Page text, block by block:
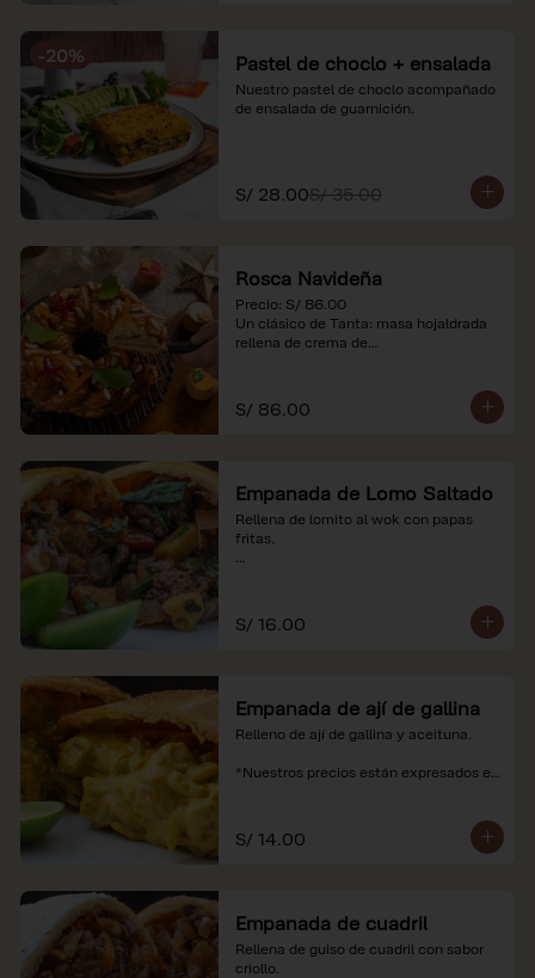
-20% Pastel de choclo + ensalada
Nuestro pastel de choclo acompañado
de ensalada de guarnición.
S/ 28.00S/ 35.00
Rosca Navideña
Precio: S/ 86.00
Un clásico de Tanta: masa hojaldrada
rellena de crema de
*Nuestros precios están expresados en
soles e incluyen impuestos de ley y
S/ 86.00
Empanada de Lomo Saltado
Rellena de lomito al wok con papas
fritas.
S/ 16.00
Empanada de ají de gallina
Relleno de ají de gallina y aceituna.
*Nuestros precios están expresados en
S/ 14.00
Empanada de cuadril
Rellena de guiso de cuadril con sabor
criollo.